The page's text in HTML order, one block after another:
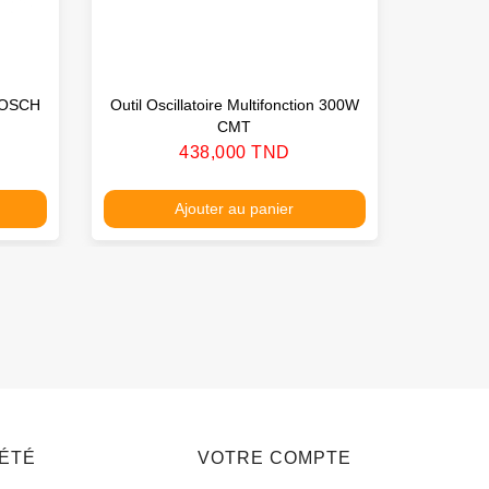
Outil Oscillatoire Multifonction 300W
CMT
Prix
438,000 TND
Ajouter au panier
VOTRE COMPTE